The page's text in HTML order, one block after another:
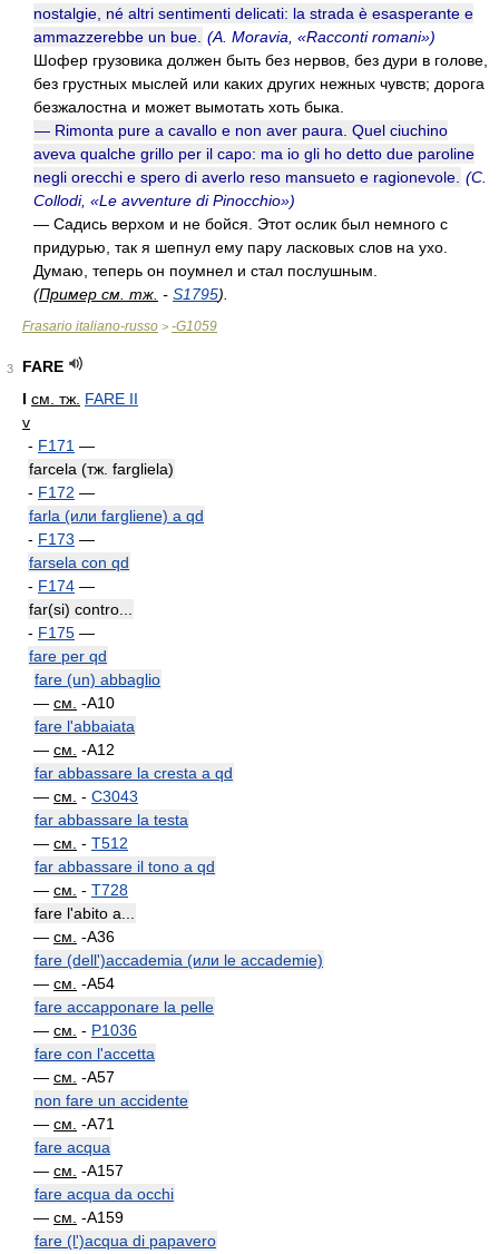
nostalgie, né altri sentimenti delicati: la strada è esasperante e
ammazzerebbe un bue. (A. Moravia, «Racconti romani»)
Шофер грузовика должен быть без нервов, без дури в голове,
без грустных мыслей или каких других нежных чувств; дорога
безжалостна и может вымотать хоть быка.
— Rimonta pure a cavallo e non aver paura. Quel ciuchino
aveva qualche grillo per il capo: ma io gli ho detto due paroline
negli orecchi e spero di averlo reso mansueto e ragionevole. (C.
Collodi, «Le avventure di Pinocchio»)
— Садись верхом и не бойся. Этот ослик был немного с
придурью, так я шепнул ему пару ласковых слов на ухо.
Думаю, теперь он поумнел и стал послушным.
(Пример см. тж. - S1795).
Frasario italiano-russo > -G1059
3
FARE
I см. тж. FARE II
v
- F171 —
farcela (тж. fargliela)
- F172 —
farla (или fargliene) a qd
- F173 —
farsela con qd
- F174 —
far(si) contro...
- F175 —
fare per qd
fare (un) abbaglio
— см. -A10
fare l'abbaiata
— см. -A12
far abbassare la cresta a qd
— см. - C3043
far abbassare la testa
— см. - T512
far abbassare il tono a qd
— см. - T728
fare l'abito a...
— см. -A36
fare (dell')accademia (или le accademie)
— см. -A54
fare accapponare la pelle
— см. - P1036
fare con l'accetta
— см. -A57
non fare un accidente
— см. -A71
fare acqua
— см. -A157
fare acqua da occhi
— см. -A159
fare (l')acqua di papavero